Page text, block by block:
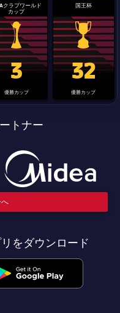
trophy
クラブワールド
カップ
label.aria.clubworldcup
3
優勝カップ
国王杯
国王杯
32
優勝カップ
トナー
をダウンロード